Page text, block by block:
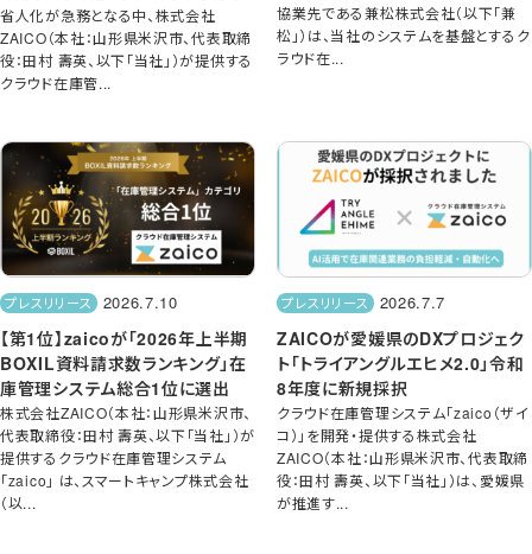
省人化が急務となる中、株式会社
ZAICO（本社：山形県米沢市、代表取締
役：田村 壽英、以下「当社」）が提供する
クラウド在庫管...
協業先である兼松株式会社（以下「兼
松」）は、当社のシステムを基盤とするク
ラウド在...
プレスリリース 2026.7.10
【第1位】zaicoが「2026年上半期
BOXIL資料請求数ランキング」在
庫管理システム総合1位に選出
株式会社ZAICO（本社：山形県米沢市、
代表取締役：田村 壽英、以下「当社」）が
提供するクラウド在庫管理システム
「zaico」 は、スマートキャンプ株式会社
（以...
プレスリリース 2026.7.7
ZAICOが愛媛県のDXプロジェク
ト「トライアングルエヒメ2.0」令和
8年度に新規採択
クラウド在庫管理システム「zaico（ザイ
コ）」を開発・提供する株式会社
ZAICO（本社：山形県米沢市、代表取締
役：田村 壽英、以下「当社」）は、愛媛県
が推進す...